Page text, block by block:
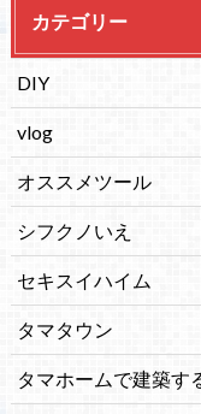
カテゴリー
DIY
vlog
オススメツール
シフクノいえ
セキスイハイム
タマタウン
タマホームで建築す